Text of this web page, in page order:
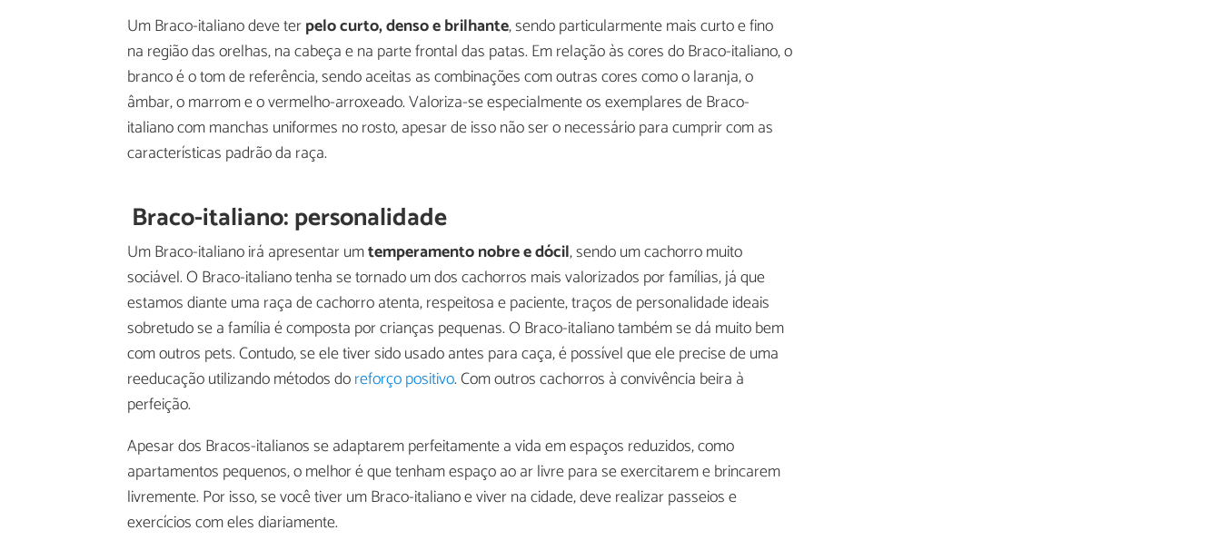
Um Braco-italiano deve terpelo curto, denso e brilhante, sendo particularmente mais curto e fino
na região das orelhas, na cabeça e na parte frontal das patas. Em relação às cores do Braco-italiano, o
branco é o tom de referência, sendo aceitas as combinações com outras cores como o laranja, o
âmbar, o marrom e o vermelho-arroxeado. Valoriza-se especialmente os exemplares de Braco-
italiano com manchas uniformes no rosto, apesar de isso não ser o necessário para cumprir com as
características padrão da raça.
Braco-italiano: personalidade
Um Braco-italiano irá apresentar umtemperamento nobre e dócil, sendo um cachorro muito
sociável. O Braco-italiano tenha se tornado um dos cachorros mais valorizados por famílias, já que
estamos diante uma raça de cachorro atenta, respeitosa e paciente, traços de personalidade ideais
sobretudo se a família é composta por crianças pequenas. O Braco-italiano também se dá muito bem
com outros pets. Contudo, se ele tiver sido usado antes para caça, é possível que ele precise de uma
reeducação utilizando métodos doreforço positivo. Com outros cachorros à convivência beira à
perfeição.
Apesar dos Bracos-italianos se adaptarem perfeitamente a vida em espaços reduzidos, como
apartamentos pequenos, o melhor é que tenham espaço ao ar livre para se exercitarem e brincarem
livremente. Por isso, se você tiver um Braco-italiano e viver na cidade, deve realizar passeios e
exercícios com eles diariamente.